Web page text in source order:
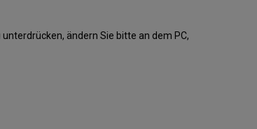
ändern Sie bitte an dem PC,